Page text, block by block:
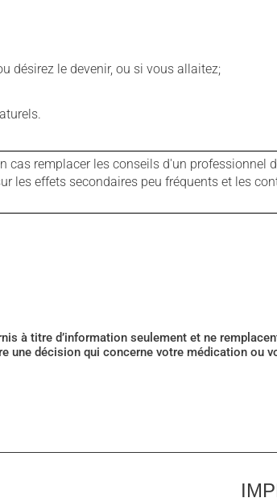
désirez le devenir, ou si vous allaitez;
remplacer les conseils d'un professionnel
les effets secondaires peu fréquents et les
titre d’information seulement et ne remplacent
une décision qui concerne votre médication ou